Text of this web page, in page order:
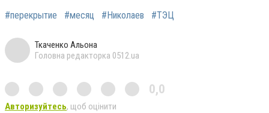
#перекрытие #месяц #Николаев #ТЭЦ
Ткаченко Альона
Головна редакторка 0512.ua
0,0
Авторизуйтесь, щоб оцінити